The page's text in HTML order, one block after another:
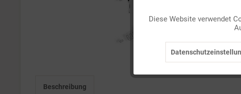
Beschreibung
Diese Website verwendet